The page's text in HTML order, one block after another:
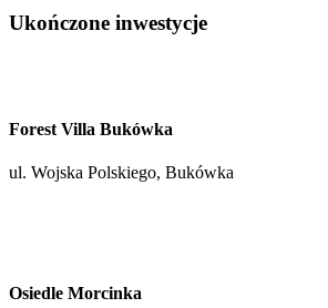
Ukończone inwestycje
Forest Villa Bukówka
ul. Wojska Polskiego, Bukówka
Osiedle Morcinka